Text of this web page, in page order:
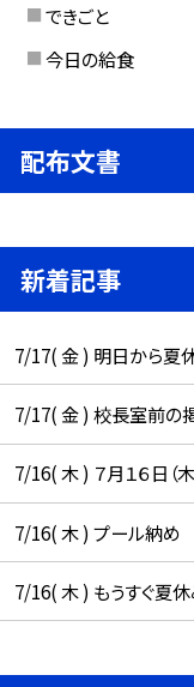
できごと
今日の給食
配布文書
新着記事
7/17( 金 ) 明日から夏
7/17( 金 ) 校長室前の
7/16( 木 ) ７月１６日（木
7/16( 木 ) プール納め
7/16( 木 ) もうすぐ夏